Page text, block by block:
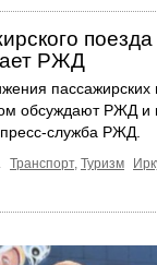
РЖД
обсуждают РЖД и
РЖД.
. Транспорт, Туризм